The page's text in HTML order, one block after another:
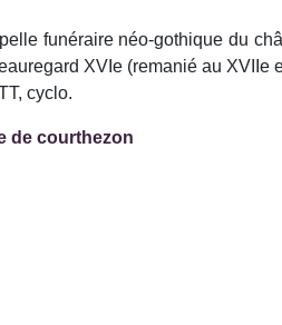
funéraire néo-gothique du
XVIe (remanié au
cyclo.